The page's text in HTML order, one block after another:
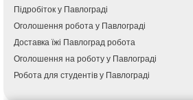
Підробіток у Павлограді
Оголошення робота у Павлограді
Доставка їжі Павлоград робота
Оголошення на роботу у Павлограді
Робота для студентів у Павлограді